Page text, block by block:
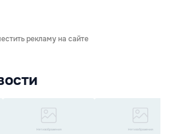
рекламу на сайте